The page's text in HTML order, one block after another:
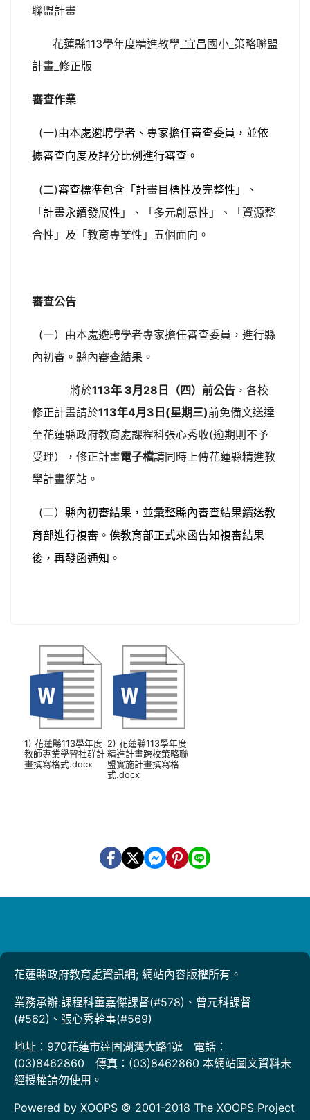
聯盟計畫
花蓮縣113學年度精進教學_宜昌國小_策略聯盟
計畫_修正版
審查作業
(一)由本處遴聘學者、專家擔任審查委員，並依
據審查向度及評分比例進行審查。
(二)審查標準包含「計畫目標性及完整性 」、
「計畫永續發展性 」、「多元創意性」、「資源整
合性」及「教育專業性」五個面向。
審查公告
(一）由本處遴聘學者專家擔任審查委員，進行縣
內初審。縣內審查結果。
將於113年 3月28日（四）前公告 ，各校
修正計畫請於113年4月3日(星期三)前免備文送達
至花蓮縣政府教育處課程科張心秀收(逾期則不予
受理），修正計畫電子檔請同時上傳花蓮縣精進教
學計畫網站。
(二） 縣內初審結果，並彙整縣內審查結果續送教
育部進行複審。俟教育部正式來函告知複審結果
後，再發函通知。
1) 花蓮縣113學年度
教師專業學習社群計
畫撰寫格式.docx
2) 花蓮縣113學年度
精進計畫跨校策略聯
盟實施計畫撰寫格
式.docx
花蓮縣政府教育處資訊網; 網站內容版權所有。
業務承辦:課程科董嘉傑課督(#578)、曾元科課督
(#562)、張心秀幹事(#569)
地址：970花蓮市達固湖灣大路1號 電話：
(03)8462860 傳真：(03)8462860 本網站圖文資料未
經授權請勿使用。
Powered by XOOPS © 2001-2018 The XOOPS Project